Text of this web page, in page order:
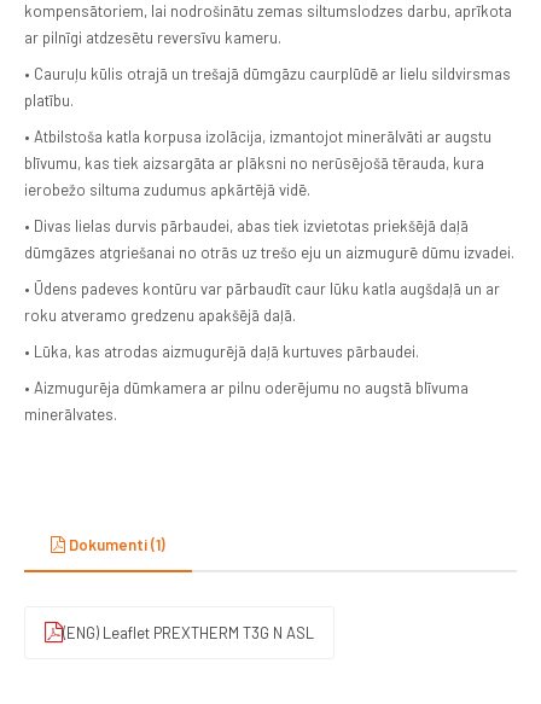
kompensātoriem, lai nodrošinātu zemas siltumslodzes darbu, aprīkota
ar pilnīgi atdzesētu reversīvu kameru.
• Cauruļu kūlis otrajā un trešajā dūmgāzu caurplūdē ar lielu sildvirsmas
platību.
• Atbilstoša katla korpusa izolācija, izmantojot minerālvāti ar augstu
blīvumu, kas tiek aizsargāta ar plāksni no nerūsējošā tērauda, kura
ierobežo siltuma zudumus apkārtējā vidē.
• Divas lielas durvis pārbaudei, abas tiek izvietotas priekšējā daļā
dūmgāzes atgriešanai no otrās uz trešo eju un aizmugurē dūmu izvadei.
• Ūdens padeves kontūru var pārbaudīt caur lūku katla augšdaļā un ar
roku atveramo gredzenu apakšējā daļā.
• Lūka, kas atrodas aizmugurējā daļā kurtuves pārbaudei.
• Aizmugurēja dūmkamera ar pilnu oderējumu no augstā blīvuma
minerālvates.
Dokumenti (1)
(ENG) Leaflet PREXTHERM T3G N ASL